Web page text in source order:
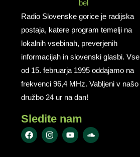
Radio Slovenske gorice je radijska
postaja, katere program temelji na
lokalnih vsebinah, preverjenih
informacijah in slovenski glasbi. Vse
od 15. februarja 1995 oddajamo na
frekvenci 96,4 MHz. Vabljeni v našo
družbo 24 ur na dan!
Sledite nam